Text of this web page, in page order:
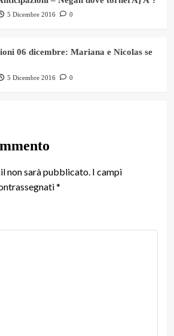
5 Dicembre 2016
0
06 dicembre: Mariana e Nicolas se
5 Dicembre 2016 0
non sarà pubblicato. I campi
*